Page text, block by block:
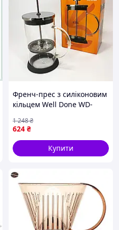
Френч-прес з силіконовим
кільцем Well Done WD-
прозорий, Чайник прес
для чаю OR-10
624 ₴
1 248₴
Купити